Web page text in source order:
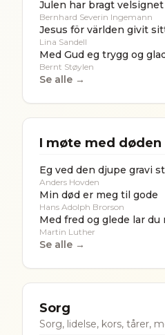
Julen har bragt
Bernhard Severin Ingemann
Jesus för världen givit
Lina Sandell
Med Gud eg trygg og
Bernt Støylen
Se alle →
I møte med døden
Eg ved den djupe gravi
Anders Hovden
Min død er meg til gode
Hans Adolph Brorson
Med fred og glede lar du
Martin Luther
Se alle →
Sorg
Sorg, lidelse, kors, tårer,